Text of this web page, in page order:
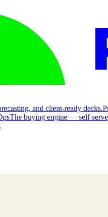
and client-ready decks.
The buying engine — self-